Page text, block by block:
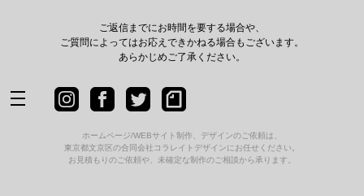
ご返信までにお時間を要する場合や、
ご質問によってはお応えできかねる場合もございます。
あらかじめご了承ください。
ホームページ/WEBサイト制作、デザインのご依頼は、
東京都文京区の合同会社コラレイトデザインにお任せください。
お見積もりのご依頼や、未確定な制作のご相談から承ります。